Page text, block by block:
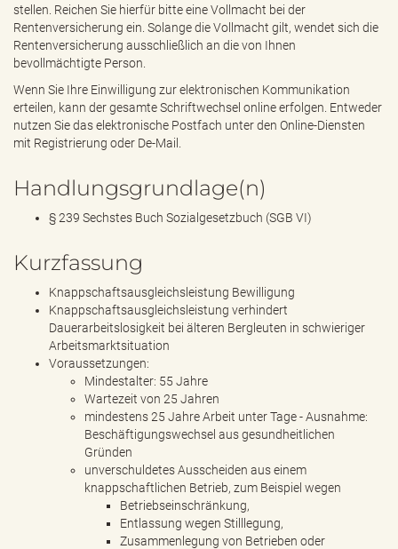
stellen. Reichen Sie hierfür bitte eine Vollmacht bei der
Rentenversicherung ein. Solange die Vollmacht gilt, wendet sich die
Rentenversicherung ausschließlich an die von Ihnen
bevollmächtigte Person.
Wenn Sie Ihre Einwilligung zur elektronischen Kommunikation
erteilen, kann der gesamte Schriftwechsel online erfolgen. Entweder
nutzen Sie das elektronische Postfach unter den Online-Diensten
mit Registrierung oder De-Mail.
Handlungsgrundlage(n)
§ 239 Sechstes Buch Sozialgesetzbuch (SGB VI)
Kurzfassung
Knappschaftsausgleichsleistung Bewilligung
Knappschaftsausgleichsleistung verhindert
Dauerarbeitslosigkeit bei älteren Bergleuten in schwieriger
Arbeitsmarktsituation
Voraussetzungen:
Mindestalter: 55 Jahre
Wartezeit von 25 Jahren
mindestens 25 Jahre Arbeit unter Tage - Ausnahme:
Beschäftigungswechsel aus gesundheitlichen
Gründen
unverschuldetes Ausscheiden aus einem
knappschaftlichen Betrieb, zum Beispiel wegen
Betriebseinschränkung,
Entlassung wegen Stilllegung,
Zusammenlegung von Betrieben oder